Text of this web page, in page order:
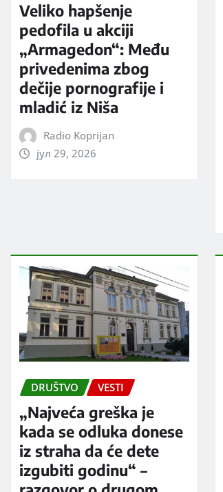
Veliko hapšenje
pedofila u akciji
„Armagedon“: Među
privedenima zbog
dečije pornografije i
mladić iz Niša
Radio Koprijan
јул 29, 2026
DRUŠTVO VESTI
„Najveća greška je
kada se odluka donese
iz straha da će dete
izgubiti godinu“ –